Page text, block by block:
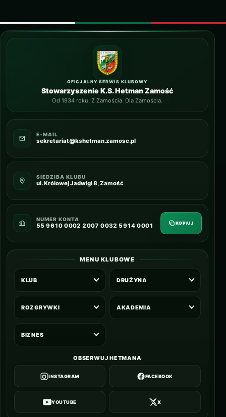
OFICJALNY SERWIS KLUBOWY
Stowarzyszenie K.S. Hetman Zamość
Od 1934 roku. Z Zamościa. Dla Zamościa.
E-MAIL
sekretariat@kshetman.zamosc.pl
SIEDZIBA KLUBU
ul. Królowej Jadwigi 8, Zamość
NUMER KONTA
55 9610 0002 2007 0032 5914 0001 KOPIUJ
MENU KLUBOWE
KLUB DRUŻYNA
ROZGRYWKI AKADEMIA
BIZNES
OBSERWUJ HETMANA
INSTAGRAM FACEBOOK
YOUTUBE X